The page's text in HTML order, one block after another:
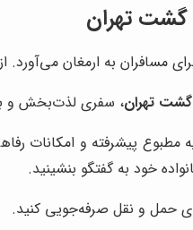
گشت تهران
مسافران به ارمغان می‌آورد.
تهران، سفری لذت‌بخش و
پیشرفته و امکانات
خود به گفتگو بنشینید.
حمل و نقل صرفه‌جویی کنید.